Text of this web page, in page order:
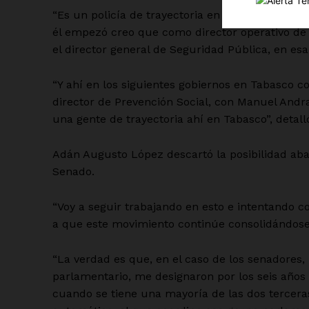
“Es un policía de trayectoria en Tabasco, lo
él empezó creo que como director operativo
el director general de Seguridad Pública, en
“Y ahí en los siguientes gobiernos en Tabasco
director de Prevención Social, con Manuel
una gente de trayectoria ahí en Tabasco”,
Adán Augusto López descartó la posibilidad
Senado.
“Voy a seguir trabajando en esto e intentando
a que este movimiento continúe
“La verdad es que, en el caso de los
parlamentario, me designaron por los seis
cuando se tiene una mayoría de las dos